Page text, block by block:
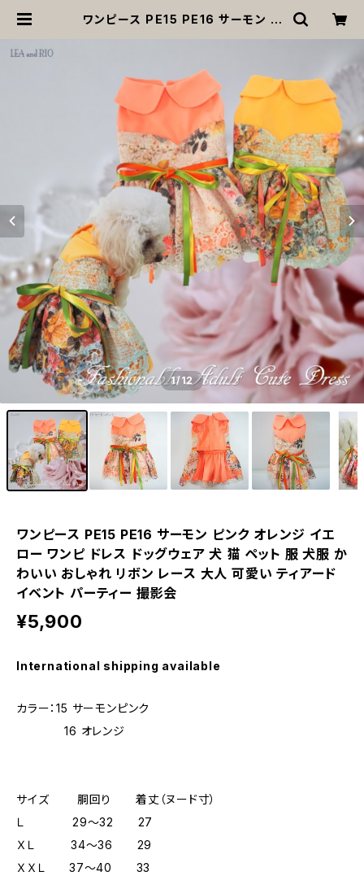
ワンピース PE15 PE16 サーモン ピ
可愛い ティアード イベント パーティ
ー 撮影会 | MOANA
1/12
ワンピース PE15 PE16 サーモン ピンク オレンジ イエ
ロー ワンピ ドレス ドッグウェア 犬 猫 ペット 服 犬服 か
わいい おしゃれ リボン レース 大人 可愛い ティアード
イベント パーティー 撮影会
¥5,900
International shipping available
カラー：15 サーモンピンク
16 オレンジ
サイズ 胴回り 着丈（ヌード寸）
Ｌ 29～32 27
ＸＬ 34～36 29
ＸＸＬ 37～40 33